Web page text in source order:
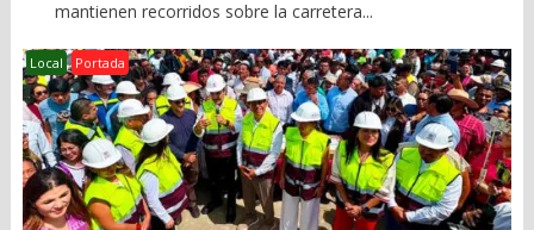
mantienen recorridos sobre la carretera...
Local Portada